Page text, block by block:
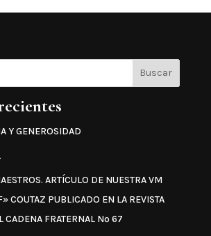
Buscar
Y GENEROSIDAD
ARTÍCULO DE NUESTRA VM
COUTAZ PUBLICADO EN LA REVISTA
CADENA FRATERNAL Nº 67